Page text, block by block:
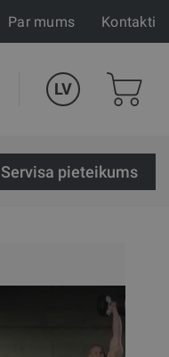
Par mums Kontakti
LV
Servisa pieteikums